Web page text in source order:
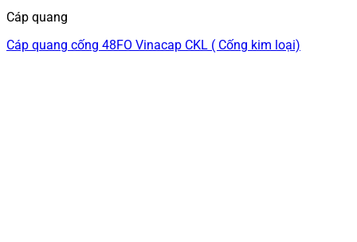
Cáp quang
Cáp quang cống 48FO Vinacap CKL ( Cống kim loại)